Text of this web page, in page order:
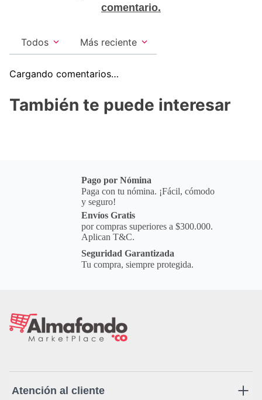
comentario.
Más reciente
Todos
Cargando comentarios…
También te puede interesar
Pago por Nómina
Paga con tu nómina. ¡Fácil, cómodo
y seguro!
Envíos Gratis
por compras superiores a $300.000.
Aplican T&C.
Seguridad Garantizada
Tu compra, siempre protegida.
Atención al cliente